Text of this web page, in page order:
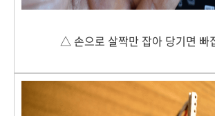
△ 손으로 살짝만 잡아 당기면 빠